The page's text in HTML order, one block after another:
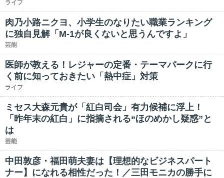
ライフ
肉乃小路ニクヨ、小学生のなりたい職業ランキング
に独自見解「M-1が良くないと思うんですよ」
芸能
医師が教える！レジャーの定番・テーマパークに行
く前に知っておきたい「熱中症」対策
ライフ
ミセス大森元貴が「紅白司会」有力候補に浮上！
「昨年末の紅白」に指摘される“ほのめかし疑惑”と
は
芸能
中田敦彦・福田萌夫妻は【理想的なビジネスパート
ナー】になれる相性だった！／三田モニカの勝手に